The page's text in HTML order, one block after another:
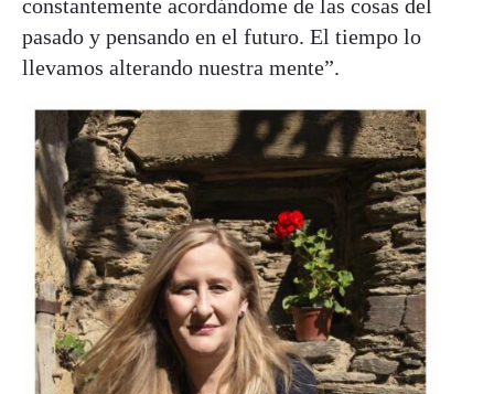
constantemente acordándome de las cosas del
pasado y pensando en el futuro. El tiempo lo
llevamos alterando nuestra mente”.